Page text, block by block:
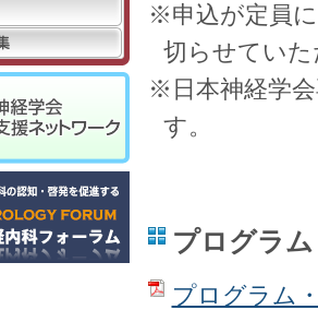
※申込が定員
切らせてい
※日本神経学
す。
プログラ
プログラム